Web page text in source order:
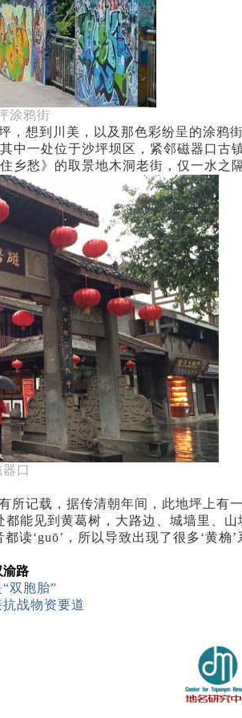
涂鸦街
，想到川美，以及那色彩纷呈的涂鸦
中一处位于沙坪坝区，紧邻磁器口古
乡愁》的取景地木洞老街，仅一水之隔
口
所记载，据传清朝年间，此地坪上有
都能见到黄葛树，大路边、城墙里、山
读‘guō’，所以导致出现了很多‘黄桷’
渝路
“双胞胎”
战物资要道